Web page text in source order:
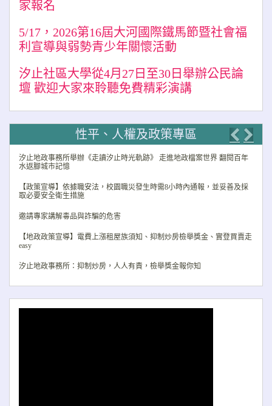
家報名
5/17，2026第16屆大河國際鐵馬節暨社會福
利宣導與弱勢青少年關懷活動
汐止社區大學從4月27日至30日舉辦公民論
壇 歡迎大家來聆聽免費精彩演講
性平、人權及政策專區
汐止地政事務所舉辦《走讀汐止時光軌跡》 走進地政檔案世界 翻閱百年
水返腳城市記憶
【政策宣導】依據職安法，校園職災發生時需8小時內通報，並妥善及採
取必要安全衛生措施
邀請專家講解毒品與詐騙的危害
【地政政策宣導】電費上漲租屋族須知、抑制炒房檢舉獎金、實登買賣走
easy
汐止地政事務所：抑制炒房，人人有責，檢舉獎金報你知